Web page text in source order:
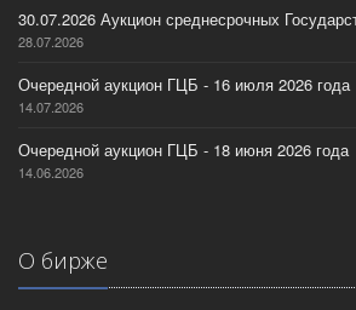
30.07.2026 Аукцион среднесрочных
28.07.2026
Очередной аукцион ГЦБ - 16 июля 2026 года
14.07.2026
Очередной аукцион ГЦБ - 18 июня 2026 года
14.06.2026
О бирже